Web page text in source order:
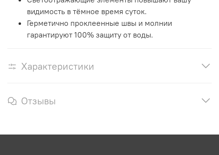
видимость в тёмное время суток.
Герметично проклеенные швы и молнии
гарантируют 100% защиту от воды.
Характеристики
Отзывы